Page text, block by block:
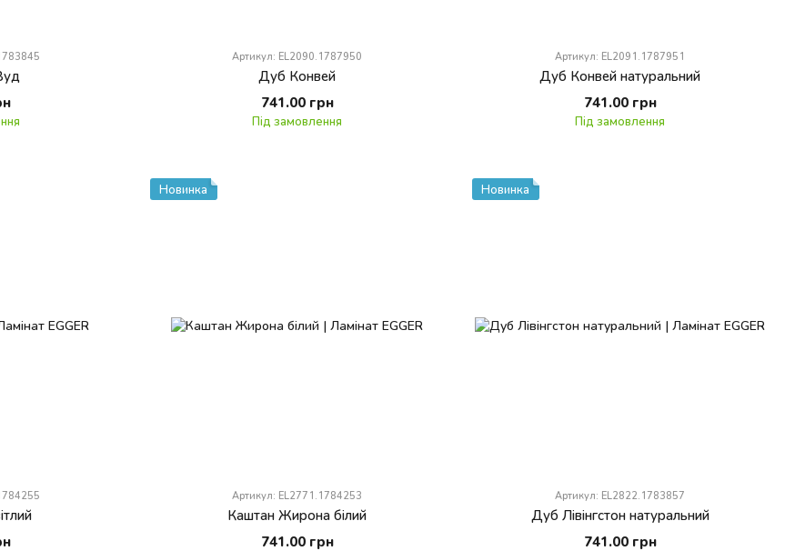
Артикул: EL2090.1787950
Дуб Конвей
741.00 грн
Під замовлення
Артикул: EL2091.1787951
Дуб Конвей натуральний
741.00 грн
Під замовлення
Новинка
Артикул: EL2771.1784253
Каштан Жирона білий
741.00 грн
Новинка
Артикул: EL2822.1783857
Дуб Лівінгстон натуральний
741.00 грн